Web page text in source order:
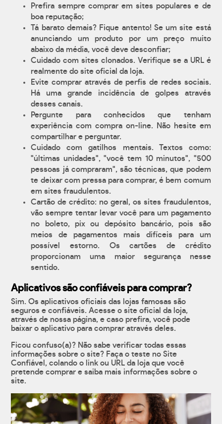
Prefira sempre comprar em sites populares e de
boa reputação;
Tá barato demais? Fique antento! Se um site está
anunciando um produto por um preço muito
abaixo da média, você deve desconfiar;
Cuidado com sites clonados. Verifique se a URL é
realmente do site oficial da loja.
Evite comprar através de perfis de redes sociais.
Há uma grande incidência de golpes através
desses canais.
Pergunte para conhecidos que tenham
experiência com compra on-line. Não hesite em
compartilhar e perguntar.
Cuidado com gatilhos mentais. Textos como:
"últimas unidades", "você tem 10 minutos", "500
pessoas já compraram", são técnicas, que podem
te deixar com pressa para comprar, é bem comum
em sites fraudulentos.
Cartão de crédito: no geral, os sites fraudulentos,
vão sempre tentar levar você para um pagamento
no boleto, pix ou depósito bancário, pois são
meios de pagamentos mais difíceis para um
possível estorno. Os cartões de crédito
proporcionam uma maior segurança nesse
sentido.
Aplicativos são confiáveis para comprar?
Sim. Os aplicativos oficiais das lojas famosas são
seguros e confiáveis. Acesse o site oficial da loja,
através de nossa página, e caso prefira, você pode
baixar o aplicativo para comprar através deles.
Ficou confuso(a)? Não sabe verificar todas essas
informações sobre o site? Faça o teste no Site
Confiável, colando o link ou URL da loja que você
pretende comprar e saiba mais informações sobre o
site.